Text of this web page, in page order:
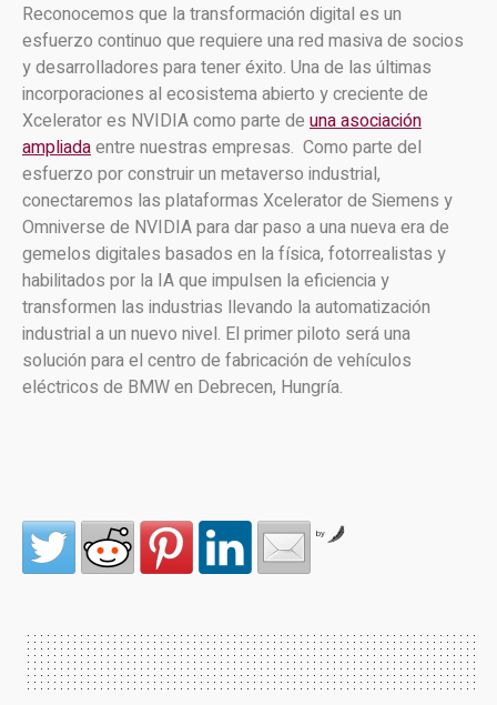
Reconocemos que la transformación digital es un
esfuerzo continuo que requiere una red masiva de socios
y desarrolladores para tener éxito. Una de las últimas
incorporaciones al ecosistema abierto y creciente de
Xcelerator es NVIDIA como parte de una asociación
ampliadaentre nuestras empresas. Como parte del
esfuerzo por construir un metaverso industrial,
conectaremos las plataformas Xcelerator de Siemens y
Omniverse de NVIDIA para dar paso a una nueva era de
gemelos digitales basados en la física, fotorrealistas y
habilitados por la IA que impulsen la eficiencia y
transformen las industrias llevando la automatización
industrial a un nuevo nivel. El primer piloto será una
solución para el centro de fabricación de vehículos
eléctricos de BMW en Debrecen, Hungría.
by